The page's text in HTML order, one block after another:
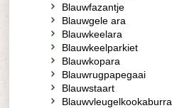
Blauwfazantje
Blauwgele ara
Blauwkeelara
Blauwkeelparkiet
Blauwkopara
Blauwrugpapegaai
Blauwstaart
Blauwvleugelkookaburra